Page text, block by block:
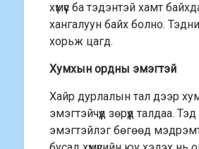
хүмүүс ба тэдэнтэй хамт
хангалуун байх болно.
хорьж цагд.
Хумхын ордны эмэгтэй
Хайр дурлалын тал дээр
эмэгтэйчүүд зөрүүд талдаа.
эмэгтэйлэг бөгөөд